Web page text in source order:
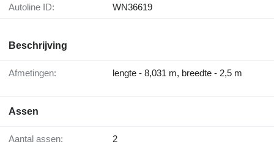
Autoline ID: WN36619
Beschrijving
Afmetingen: lengte - 8,031 m, breedte - 2,5 m
Assen
Aantal assen: 2